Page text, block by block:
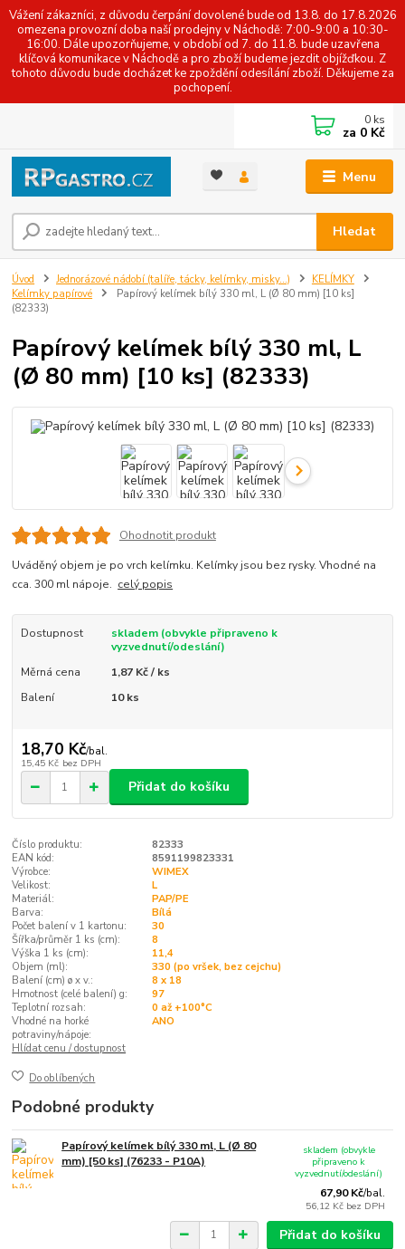
Vážení zákazníci, z důvodu čerpání dovolené bude od 13.8. do 17.8.2026
omezena provozní doba naší prodejny v Náchodě: 7:00-9:00 a 10:30-
16:00. Dále upozorňujeme, v období od 7. do 11.8. bude uzavřena
klíčová komunikace v Náchodě a pro zboží budeme jezdit objížďkou. Z
tohoto důvodu bude docházet ke zpoždění odesílání zboží. Děkujeme za
pochopení.
Menu
Hledat
0 ks
za 0 Kč
Úvod Jednorázové nádobí (talíře, tácky, kelímky, misky...)
KELÍMKY
Kelímky papírové
Papírový kelímek bílý 330 ml, L (Ø 80 mm) [10 ks]
(82333)
Papírový kelímek bílý 330 ml, L
(Ø 80 mm) [10 ks] (82333)
Ohodnotit produkt
Uváděný objem je po vrch kelímku. Kelímky jsou bez rysky. Vhodné na
cca. 300 ml nápoje. celý popis
Dostupnost
skladem (obvykle připraveno k
vyzvednutí/odeslání)
Měrná cena
1,87 Kč / ks
Balení
10 ks
18,70 Kč/bal.
15,45 Kč bez DPH
Přidat do košíku
Číslo produktu:
82333
EAN kód:
8591199823331
Výrobce:
WIMEX
Velikost:
L
Materiál:
PAP/PE
Barva:
Bílá
Počet balení v 1 kartonu:
30
Šířka/průměr 1 ks (cm):
8
Výška 1 ks (cm):
11,4
Objem (ml):
330 (po vršek, bez cejchu)
Balení (cm) ø x v.:
8 x 18
Hmotnost (celé balení) g:
97
Teplotní rozsah:
0 až +100°C
Vhodné na horké
potraviny/nápoje:
ANO
Hlídat cenu / dostupnost
Do oblíbených
Podobné produkty
Papírový kelímek bílý 330 ml, L (Ø 80
mm) [50 ks] (76233 - P10A)
67,90 Kč/bal.
56,12 Kč bez DPH
skladem (obvykle
připraveno k
vyzvednutí/odeslání)
Přidat do košíku